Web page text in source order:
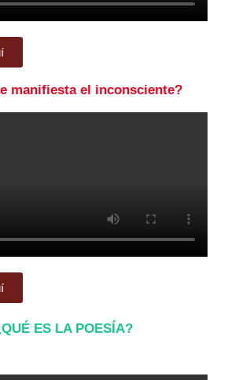
manifiesta el inconsciente?
ES LA POESÍA?